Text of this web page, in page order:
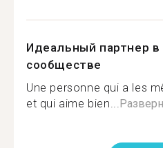
Идеальный партнер
сообществе
Une personne qui a les
et qui aime bien...